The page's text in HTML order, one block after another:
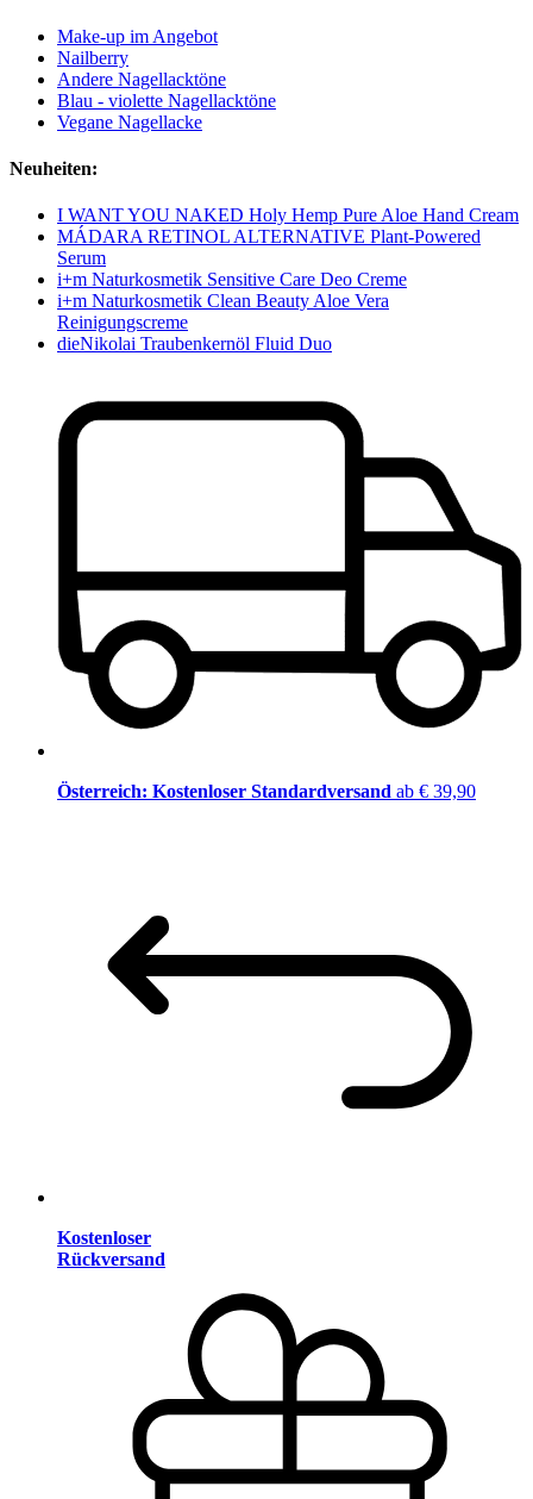
Make-up im Angebot
Nailberry
Andere Nagellacktöne
Blau - violette Nagellacktöne
Vegane Nagellacke
Neuheiten:
I WANT YOU NAKED Holy Hemp Pure Aloe Hand Cream
MÁDARA RETINOL ALTERNATIVE Plant-Powered
Serum
i+m Naturkosmetik Sensitive Care Deo Creme
i+m Naturkosmetik Clean Beauty Aloe Vera
Reinigungscreme
dieNikolai Traubenkernöl Fluid Duo
Österreich: Kostenloser Standardversand ab € 39,90
Kostenloser
Rückversand